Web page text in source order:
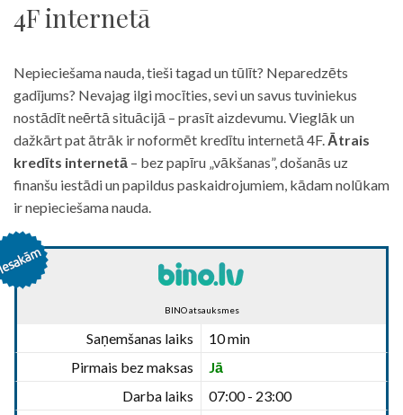
4F internetā
Nepieciešama nauda, tieši tagad un tūlīt? Neparedzēts
gadījums? Nevajag ilgi mocīties, sevi un savus tuviniekus
nostādīt neērtā situācijā – prasīt aizdevumu. Vieglāk un
dažkārt pat ātrāk ir noformēt kredītu internetā 4F. Ātrais
kredīts internetā – bez papīru „vākšanas”, došanās uz
finanšu iestādi un papildus paskaidrojumiem, kādam nolūkam
ir nepieciešama nauda.
BINO atsauksmes
Saņemšanas laiks
10 min
Pirmais bez maksas
Jā
Darba laiks
07:00 - 23:00